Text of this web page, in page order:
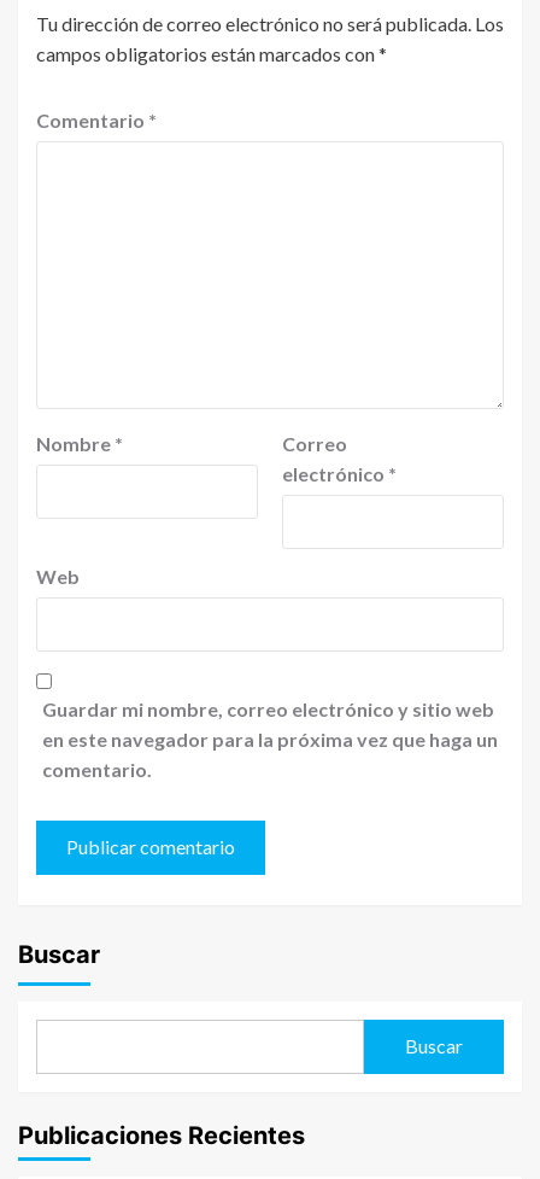
Tu dirección de correo electrónico no será publicada. Los
campos obligatorios están marcados con*
Comentario *
Nombre *
Correo
electrónico *
Web
Guardar mi nombre, correo electrónico y sitio web
en este navegador para la próxima vez que haga un
comentario.
Buscar
Buscar
Publicaciones Recientes